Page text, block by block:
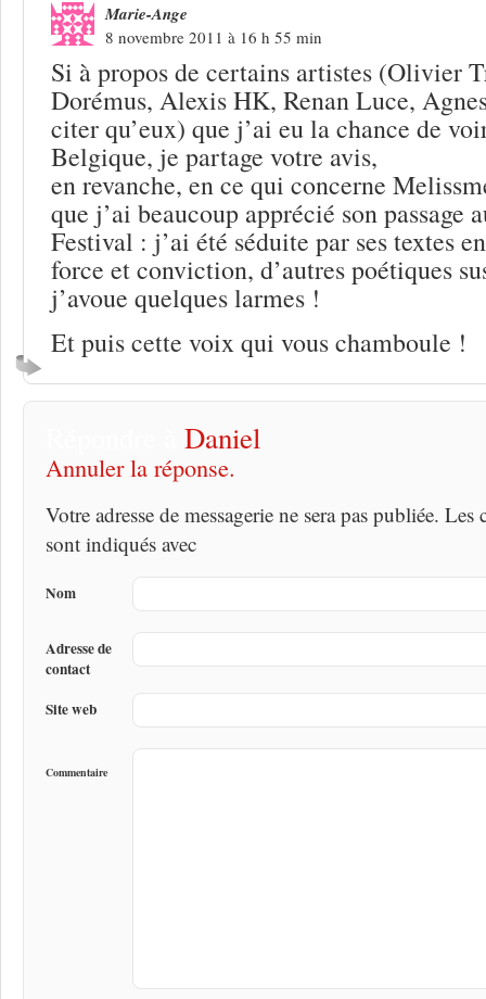
Marie-Ange
8 novembre 2011 à 16 h 55 min
Si à propos de certains artistes (Olivier
Dorémus, Alexis HK, Renan Luce,
citer qu’eux) que j’ai eu la chance de
Belgique, je partage votre avis,
en revanche, en ce qui concerne
que j’ai beaucoup apprécié son passage
Festival : j’ai été séduite par ses textes
force et conviction, d’autres poétiques
j’avoue quelques larmes !
Et puis cette voix qui vous chamboule !
Daniel
Annuler la réponse.
Votre adresse de messagerie ne sera pas publiée.
sont indiqués avec
Nom
Adresse de
contact
Site web
Commentaire